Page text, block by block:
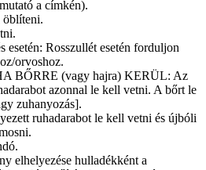
a címkén).
öblíteni.
esetén: Rosszullét esetén forduljon
orvoshoz.
BŐRRE (vagy hajra) KERÜL: Az
azonnal le kell vetni. A bőrt le
zuhanyozás].
ruhadarabot le kell vetni és újbóli
elhelyezése hulladékként a